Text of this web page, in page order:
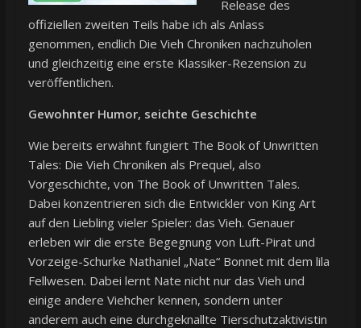
Release des
offiziellen zweiten Teils habe ich als Anlass
genommen, endlich Die Vieh Chroniken nachzuholen
und gleichzeitig eine erste Klassiker-Rezension zu
veröffentlichen.
Gewohnter Humor, seichte Geschichte
Wie bereits erwähnt fungiert The Book of Unwritten
Tales: Die Vieh Chroniken als Prequel, also
Vorgeschichte, von The Book of Unwritten Tales.
Dabei konzentrieren sich die Entwickler von King Art
auf den Liebling vieler Spieler: das Vieh. Genauer
erleben wir die erste Begegnung von Luft-Pirat und
Vorzeige-Schurke Nathaniel „Nate“ Bonnet mit dem lila
Fellwesen. Dabei lernt Nate nicht nur das Vieh und
einige andere Viehcher kennen, sondern unter
anderem auch eine durchgeknallte Tierschutzaktivistin